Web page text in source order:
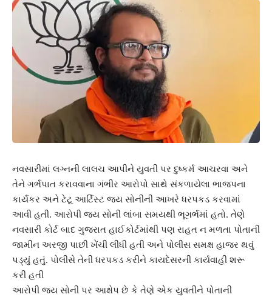
નવસારીમાં લગ્નની લાલચ આપીને યુવતી પર દુષ્કર્મ આચરવા અને
તેને ગર્ભપાત કરાવવાના ગંભીર આરોપો સાથે સંકળાયેલા ભાજપના
કાર્યકર અને ટેટૂ આર્ટિસ્ટ જય સોનીની આખરે ધરપકડ કરવામાં
આવી હતી. આરોપી જય સોની લાંબા સમયથી ભૂગર્ભમાં હતો. તેણે
નવસારી કોર્ટ બાદ ગુજરાત હાઈકોર્ટમાંથી પણ રાહત ન મળતા પોતાની
જામીન અરજી પાછી ખેંચી લીધી હતી અને પોલીસ સમક્ષ હાજર થવું
પડ્યું હતું. પોલીસે તેની ધરપકડ કરીને કાયદેસરની કાર્યવાહી શરૂ
કરી હતી
આરોપી જય સોની પર આક્ષેપ છે કે તેણે એક યુવતીને પોતાની